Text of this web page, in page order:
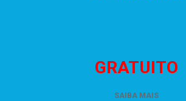
GRATUITO
SAIBA MAIS